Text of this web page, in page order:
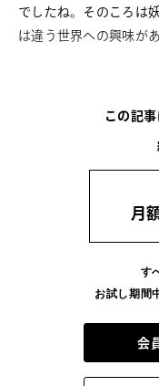
でしたね。そのころは
は違う世界への興味が
この記
月
す
お試し期間
会
加藤忠
＜す＞
2026.8.8
河村康
-Vol.07-